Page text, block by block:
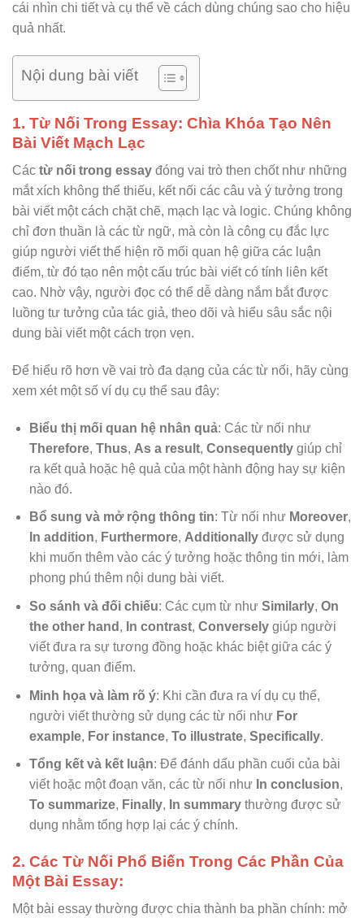
cái nhìn chi tiết và cụ thể về cách dùng chúng sao cho hiệu
quả nhất.
Nội dung bài viết
1. Từ Nối Trong Essay: Chìa Khóa Tạo Nên
Bài Viết Mạch Lạc
Các từ nối trong essay đóng vai trò then chốt như những
mắt xích không thể thiếu, kết nối các câu và ý tưởng trong
bài viết một cách chặt chẽ, mạch lạc và logic. Chúng không
chỉ đơn thuần là các từ ngữ, mà còn là công cụ đắc lực
giúp người viết thể hiện rõ mối quan hệ giữa các luận
điểm, từ đó tạo nên một cấu trúc bài viết có tính liên kết
cao. Nhờ vậy, người đọc có thể dễ dàng nắm bắt được
luồng tư tưởng của tác giả, theo dõi và hiểu sâu sắc nội
dung bài viết một cách trọn vẹn.
Để hiểu rõ hơn về vai trò đa dạng của các từ nối, hãy cùng
xem xét một số ví dụ cụ thể sau đây:
Biểu thị mối quan hệ nhân quả: Các từ nối như
Therefore, Thus, As a result, Consequentlygiúp chỉ
ra kết quả hoặc hệ quả của một hành động hay sự kiện
nào đó.
Bổ sung và mở rộng thông tin: Từ nối như Moreover,
In addition, Furthermore, Additionallyđược sử dụng
khi muốn thêm vào các ý tưởng hoặc thông tin mới, làm
phong phú thêm nội dung bài viết.
So sánh và đối chiếu: Các cụm từ như Similarly, On
the other hand , In contrast, Converselygiúp người
viết đưa ra sự tương đồng hoặc khác biệt giữa các ý
tưởng, quan điểm.
Minh họa và làm rõ ý: Khi cần đưa ra ví dụ cụ thể,
người viết thường sử dụng các từ nối như For
example, For instance, To illustrate, Specifically.
Tổng kết và kết luận: Để đánh dấu phần cuối của bài
viết hoặc một đoạn văn, các từ nối như In conclusion,
To summarize, Finally, In summarythường được sử
dụng nhằm tổng hợp lại các ý chính.
2. Các Từ Nối Phổ Biến Trong Các Phần Của
Một Bài Essay:
Một bài essay thường được chia thành ba phần chính: mở